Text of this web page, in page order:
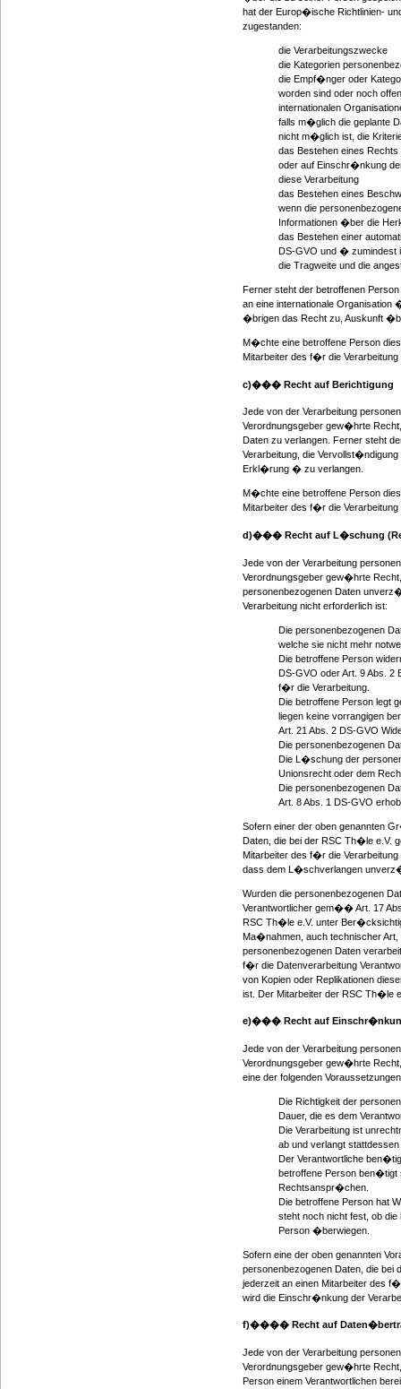
hat der Europ�ische Richtlinien-
zugestanden:
die Verarbeitungszwecke
die Kategorien
die Empf�nger oder
worden sind oder noch
internationalen
falls m�glich die geplante
nicht m�glich ist, die
das Bestehen eines
oder auf Einschr�nkung
diese Verarbeitung
das Bestehen eines
wenn die
Informationen �ber die
das Bestehen einer
DS-GVO und � zumindest
die Tragweite und die
Ferner steht der betroffenen
an eine internationale Organisation
�brigen das Recht zu, Auskunft
M�chte eine betroffene Person
Mitarbeiter des f�r die Verarbeitung
c)��� Recht auf Berichtigung
Jede von der Verarbeitung
Verordnungsgeber gew�hrte
Daten zu verlangen. Ferner steht
Verarbeitung, die
Erkl�rung � zu verlangen.
M�chte eine betroffene Person
Mitarbeiter des f�r die Verarbeitung
d)��� Recht auf L�schung
Jede von der Verarbeitung
Verordnungsgeber gew�hrte
personenbezogenen Daten
Verarbeitung nicht erforderlich ist:
Die personenbezogenen
welche sie nicht mehr
Die betroffene Person
DS-GVO oder Art. 9 Abs. 2
f�r die Verarbeitung.
Die betroffene Person legt
liegen keine vorrangigen
Art. 21 Abs. 2 DS-GVO
Die personenbezogenen
Die L�schung der
Unionsrecht oder dem
Die personenbezogenen
Art. 8 Abs. 1 DS-GVO
Sofern einer der oben genannten
Daten, die bei der RSC Th�le e.V.
Mitarbeiter des f�r die
dass dem L�schverlangen
Wurden die personenbezogenen
Verantwortlicher gem�� Art. 17
RSC Th�le e.V. unter
Ma�nahmen, auch technischer
personenbezogenen Daten
f�r die Datenverarbeitung
von Kopien oder Replikationen
ist. Der Mitarbeiter der RSC Th�le
e)��� Recht auf
Jede von der Verarbeitung
Verordnungsgeber gew�hrte
eine der folgenden
Die Richtigkeit der
Dauer, die es dem
Die Verarbeitung ist
ab und verlangt
Der Verantwortliche
betroffene Person ben�tigt
Rechtsanspr�chen.
Die betroffene Person hat
steht noch nicht fest, ob
Person �berwiegen.
Sofern eine der oben genannten
personenbezogenen Daten, die
jederzeit an einen Mitarbeiter des
wird die Einschr�nkung der
f)���� Recht auf
Jede von der Verarbeitung
Verordnungsgeber gew�hrte
Person einem Verantwortlichen